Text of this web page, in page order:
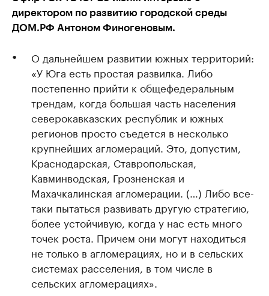
директором по развитию городской среды
ДОМ.РФ Антоном Финогеновым.
О дальнейшем развитии южных территорий:
«У Юга есть простая развилка. Либо
постепенно прийти к общефедеральным
трендам, когда большая часть населения
северокавказских республик и южных
регионов просто съедется в несколько
крупнейших агломераций. Это, допустим,
Краснодарская, Ставропольская,
Кавминводская, Грозненская и
Махачкалинская агломерации. (…) Либо все-
таки пытаться развивать другую стратегию,
более устойчивую, когда у нас есть много
точек роста. Причем они могут находиться
не только в агломерациях, но и в сельских
системах расселения, в том числе в
сельских агломерациях».